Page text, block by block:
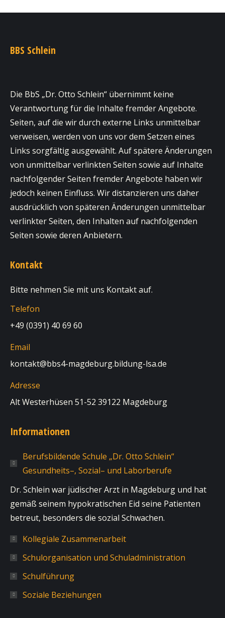
BBS Schlein
Die BbS „Dr. Otto Schlein“ übernimmt keine
Verantwortung für die Inhalte fremder Angebote.
Seiten, auf die wir durch externe Links unmittelbar
verweisen, werden von uns vor dem Setzen eines
Links sorgfältig ausgewählt. Auf spätere Änderungen
von unmittelbar verlinkten Seiten sowie auf Inhalte
nachfolgender Seiten fremder Angebote haben wir
jedoch keinen Einfluss. Wir distanzieren uns daher
ausdrücklich von späteren Änderungen unmittelbar
verlinkter Seiten, den Inhalten auf nachfolgenden
Seiten sowie deren Anbietern.
Kontakt
Bitte nehmen Sie mit uns Kontakt auf.
Telefon
+49 (0391) 40 69 60
Email
kontakt@bbs4-magdeburg.bildung-lsa.de
Adresse
Alt Westerhüsen 51-52 39122 Magdeburg
Informationen
Berufsbildende Schule „Dr. Otto Schlein“
Gesundheits–, Sozial– und Laborberufe
Dr. Schlein war jüdischer Arzt in Magdeburg und hat
gemäß seinem hypokratischen Eid seine Patienten
betreut, besonders die sozial Schwachen.
Kollegiale Zusammenarbeit
Schulorganisation und Schuladministration
Schulführung
Soziale Beziehungen